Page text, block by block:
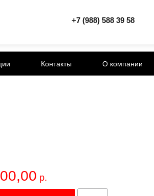
+7 (988) 588 39 58
Контакты О компании
р.